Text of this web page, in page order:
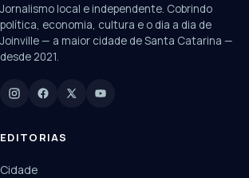
Câmara
UPA Sul
Manchetes, colunistas e editorias
Jornalismo local e independente. Cobrindo
política, economia, cultura e o dia a dia de
Joinville — a maior cidade de Santa Catarina —
desde 2021.
EDITORIAS
Cidade